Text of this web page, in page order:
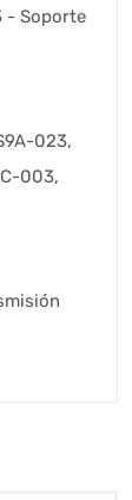
- Soporte
023,
003,